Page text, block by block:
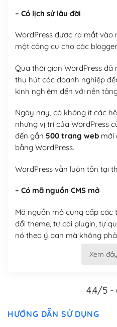
– Có lịch sử lâu đời
WordPress được ra mắt vào
một công cụ cho các blogger.
Qua thời gian WordPress
thu hút các doanh nghiệp
kinh nghiệm đến với nền
Ngày nay, có không ít các
nhưng vị trí của WordPress
đến gần 500 trang webmới
bằng WordPress.
WordPress vẫn luôn tồn tại
– Có mã nguồn CMS mở
Mã nguồn mở cung cấp các
đổi theme, tự cài plugin, tự
nó theo ý bạn mà không
Xem
4.4/5 -
HƯỚNG DẪN SỬ DỤNG